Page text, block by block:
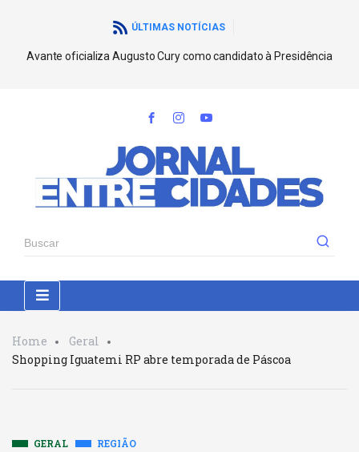
ÚLTIMAS NOTÍCIAS
Avante oficializa Augusto Cury como candidato à Presidência
Home
Geral
Shopping Iguatemi RP abre temporada de Páscoa
GERAL REGIÃO